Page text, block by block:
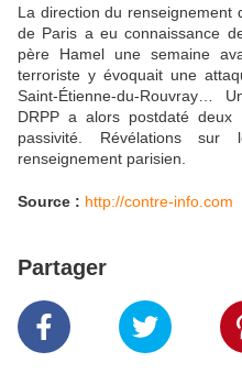
La direction du renseignement
de Paris a eu connaissance
père Hamel une semaine
terroriste y évoquait une
Saint-Étienne-du-Rouvray…
DRPP a alors postdaté
passivité. Révélations
renseignement parisien.
Source : http://contre-info.com
Partager